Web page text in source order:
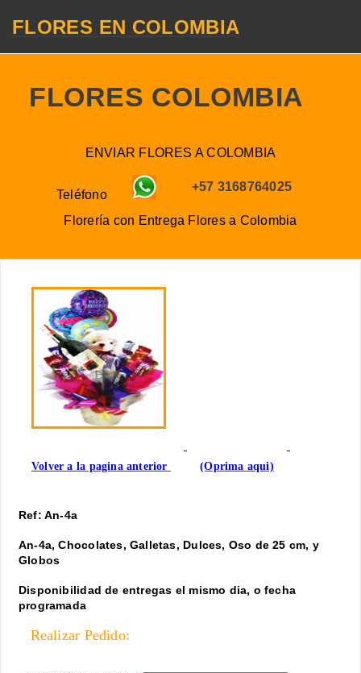
FLORES EN COLOMBIA
FLORES COLOMBIA
ENVIAR FLORES A COLOMBIA
Teléfono
+57 3168764025
Florería con Entrega Flores a Colombia
Volver a la pagina anterior (Oprima aqui)
Ref: An-4a
An-4a, Chocolates, Galletas, Dulces, Oso de 25 cm, y
Globos
Disponibilidad de entregas el mismo dia, o fecha
programada
Realizar Pedido: